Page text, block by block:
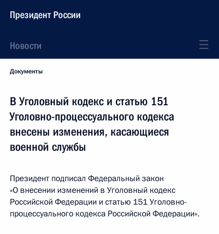
Президент России
Новости
Документы
В Уголовный кодекс и статью 151
Уголовно-процессуального кодекса
внесены изменения, касающиеся
военной службы
Президент подписал Федеральный закон
«О внесении изменений в Уголовный кодекс
Российской Федерации и статью 151 Уголовно-
процессуального кодекса Российской Федерации».